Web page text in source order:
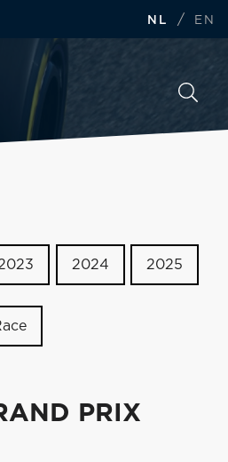
NL / EN
2024 2025
PRIX